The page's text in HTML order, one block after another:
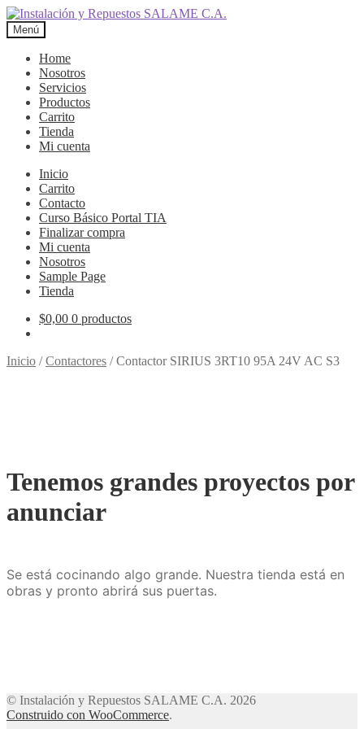
Ir
a
la
navegación
Ir
al
contenido
Menú
Home
Nosotros
Servicios
Productos
Carrito
Tienda
Mi cuenta
Inicio
Carrito
Contacto
Curso Básico Portal TIA
Finalizar compra
Mi cuenta
Nosotros
Sample Page
Tienda
$0,00 0 productos
Inicio /Contactores /Contactor SIRIUS 3RT10 95A 24V AC S3
Tenemos grandes proyectos por
anunciar
Se está cocinando algo grande. Nuestra tienda está en
obras y pronto abrirá sus puertas.
© Instalación y Repuestos SALAME C.A. 2026
Construido con WooCommerce.